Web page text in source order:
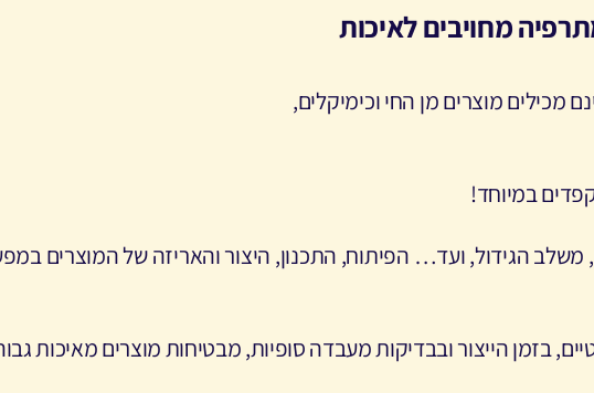
מחויבים לאיכות
מכילים מוצרים מן החי וכימיקלים,
במיוחד!
הגידול, ועד… הפיתוח, התכנון, היצור והאריזה של המוצרים
בזמן הייצור ובבדיקות מעבדה סופיות, מבטיחות מוצרים מאיכות